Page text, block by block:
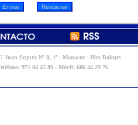
Juan Segura Nº 8, 1º - Manacor - Illes Balears
971 84 45 89 - Móvil: 606 44 29 76